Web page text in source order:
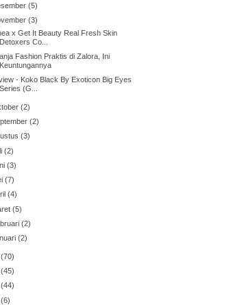
(5)
(3)
x Get It Beauty Real Fresh Skin
Detoxers Co...
Fashion Praktis di Zalora, Ini
Keuntungannya
- Koko Black By Exoticon Big Eyes
Series (G...
(2)
(2)
(3)
(2)
(3)
(7)
(4)
(5)
(2)
(2)
(70)
(45)
(44)
(6)